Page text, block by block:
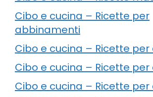
Cibo e cucina – Ricette per
abbinamenti
Cibo e cucina – Ricette
Cibo e cucina – Ricette
Cibo e cucina – Ricette